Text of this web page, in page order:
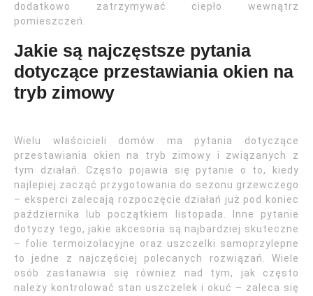
dodatkowo zatrzymywać ciepło wewnątrz
pomieszczeń.
Jakie są najczęstsze pytania
dotyczące przestawiania okien na
tryb zimowy
Wielu właścicieli domów ma pytania dotyczące
przestawiania okien na tryb zimowy i związanych z
tym działań. Często pojawia się pytanie o to, kiedy
najlepiej zacząć przygotowania do sezonu grzewczego
– eksperci zalecają rozpoczęcie działań już pod koniec
października lub początkiem listopada. Inne pytanie
dotyczy tego, jakie akcesoria są najbardziej skuteczne
– folie termoizolacyjne oraz uszczelki samoprzylepne
to jedne z najczęściej polecanych rozwiązań. Wiele
osób zastanawia się również nad tym, jak często
należy kontrolować stan uszczelek i okuć – zaleca się